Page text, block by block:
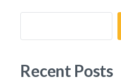
Recent Posts